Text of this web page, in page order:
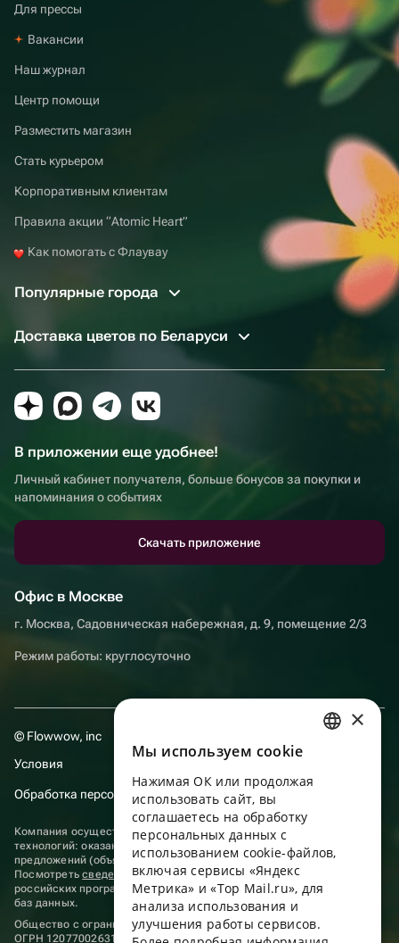
Для прессы
Вакансии
Наш журнал
Центр помощи
Разместить магазин
Стать курьером
Корпоративным клиентам
Правила акции “Atomic Heart”
Как помогать с Флаувау
Популярные города
Доставка цветов по Беларуси
В приложении еще удобнее!
Личный кабинет получателя, больше бонусов за покупки и
напоминания о событиях
Скачать приложение
Офис в Москве
г. Москва, Садовническая набережная, д. 9, помещение 2/3
Режим работы: круглосуточно
© Flowwow, inc
Условия
Обработка персональных данных
Компания осуществляет деятельность в области информационных
технологий: оказание услуг в сети “Интернет” по размещению
предложений (объявлений) продавцов о реализации товаров.
Посмотретьсведения о программах, включенных в реестр
российских программ для электронных вычислительных машин и
баз данных.
Общество с ограниченной ответственностью «ФЛАУВАУ»
ОГРН 1207700263198, ИНН 9702020445
ENGLISH
UKRAINIAN
PORTUGUESE
×
Мы используем сookie
Нажимая ОК или продолжая
использовать сайт, вы
соглашаетесь на обработку
персональных данных с
использованием cookie-файлов,
включая сервисы «Яндекс
Метрика» и «Top Mail.ru», для
анализа использования и
улучшения работы сервисов.